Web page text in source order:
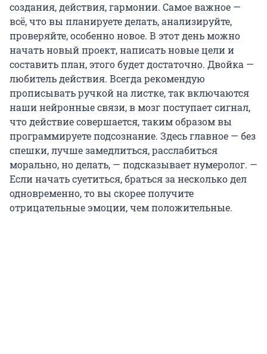
создания, действия, гармонии. Самое важное —
всё, что вы планируете делать, анализируйте,
проверяйте, особенно новое. В этот день можно
начать новый проект, написать новые цели и
составить план, этого будет достаточно. Двойка —
любитель действия. Всегда рекомендую
прописывать ручкой на листке, так включаются
наши нейронные связи, в мозг поступает сигнал,
что действие совершается, таким образом вы
программируете подсознание. Здесь главное — без
спешки, лучше замедлиться, расслабиться
морально, но делать, — подсказывает нумеролог. —
Если начать суетиться, браться за несколько дел
одновременно, то вы скорее получите
отрицательные эмоции, чем положительные.